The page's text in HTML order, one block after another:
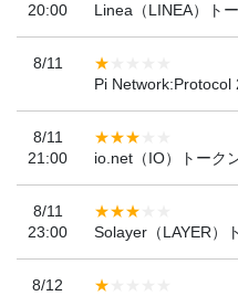
20:00
Linea（LINEA）ト
8/11
Pi Network:Protocol
8/11
21:00
io.net（IO）トーク
8/11
23:00
Solayer（LAYER）
8/12